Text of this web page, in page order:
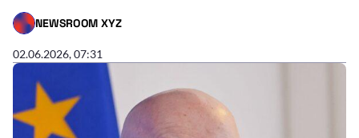
NEWSROOM XYZ
- AUTOR ARTYKUŁU - PROFIL
02.06.2026, 07:31